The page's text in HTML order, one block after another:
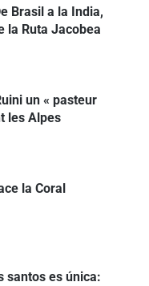
Brasil a la India,
la Ruta Jacobea
un « pasteur
les Alpes
la Coral
santos es única: